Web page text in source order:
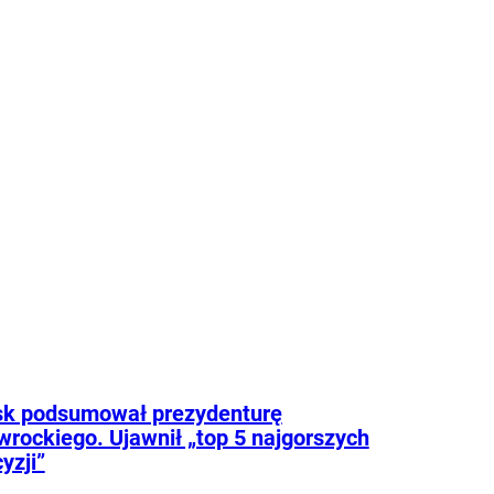
podsumował prezydenturę
Ujawnił „top 5 najgorszych